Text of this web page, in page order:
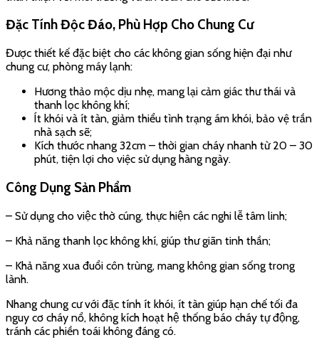
Việt Hương Trầmxin cam kết.
Chỉ bán sản phẩm hương sạch tự nhiên 100%.
Chất lượng hàng đầu, giá cả hợp lý.
Hoàn tiền nếu khách hàng không hài lòng.
Với những căn hộ chung khép kín, ít thông thoáng hay trong
nhà có trẻ nhỏ và người già thì
hương nhang sạch ít khói
Việt Hương Trầmlà sự lựa chọn hàng đầu.
Mọi chi tiết xin liên hệ:
Hotline:
096 953 63 55
CSKH :093 641 76 69
Email: cskh@viethuongtram.vn
Trụ sở: Tổ dân phố Dương Hòa, Phường Minh Đức, Thị xã
Showroom: Số 68 Cự Lộc, Thanh Xuân, Hà Nội
Trầm nụ cao cấp– Việt Hương Trầm.
Vòng gỗ tự nhiên– Việt Hương Trầm.
Dụng cụ đốt trầm– Việt Hương Trầm.